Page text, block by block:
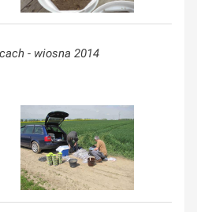
- wiosna 2014